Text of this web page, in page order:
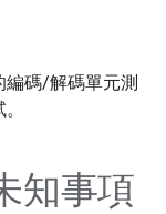
碼/解碼單元測
知事項